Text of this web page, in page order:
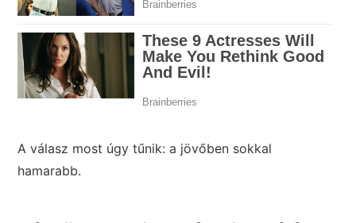
A válasz most úgy tűnik: a jövőben sokkal
hamarabb.